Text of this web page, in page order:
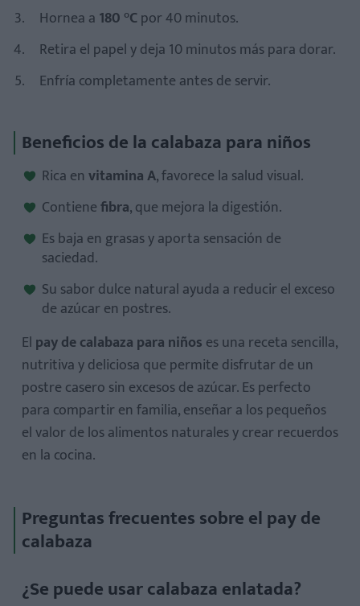
Hornea a 180 °Cpor 40 minutos.
Retira el papel y deja 10 minutos más para dorar.
Enfría completamente antes de servir.
Beneficios de la calabaza para niños
Rica en vitamina A, favorece la salud visual.
Contienefibra, que mejora la digestión.
Es baja en grasas y aporta sensación de
saciedad.
Su sabor dulce natural ayuda a reducir el exceso
de azúcar en postres.
El pay de calabaza para niños es una receta sencilla,
nutritiva y deliciosa que permite disfrutar de un
postre casero sin excesos de azúcar. Es perfecto
para compartir en familia, enseñar a los pequeños
el valor de los alimentos naturales y crear recuerdos
en la cocina.
Preguntas frecuentes sobre el pay de
calabaza
¿Se puede usar calabaza enlatada?